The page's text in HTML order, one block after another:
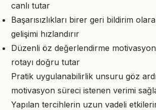
canlı tutar
Başarısızlıkları birer geri bildirim
gelişimi hızlandırır
Düzenli öz değerlendirme
rotayı doğru tutar
Pratik uygulanabilirlik unsuru göz
motivasyon süreci istenen verimi
Yapılan tercihlerin uzun vadeli